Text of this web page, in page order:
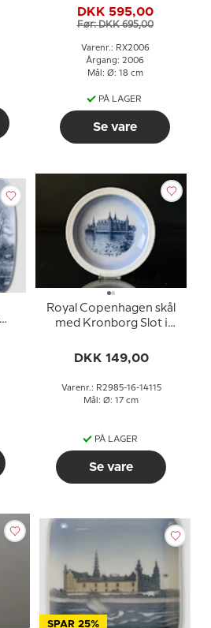
DKK 595,00
Før: DKK 695,00
Varenr.: RX2006
Årgang: 2006
Mål: Ø: 18 cm
PÅ LAGER
Se vare
Royal Copenhagen skål
med Kronborg Slot i
DKK 149,00
Varenr.: R2985-16-14115
Mål: Ø: 17 cm
PÅ LAGER
Se vare
SPAR 25%